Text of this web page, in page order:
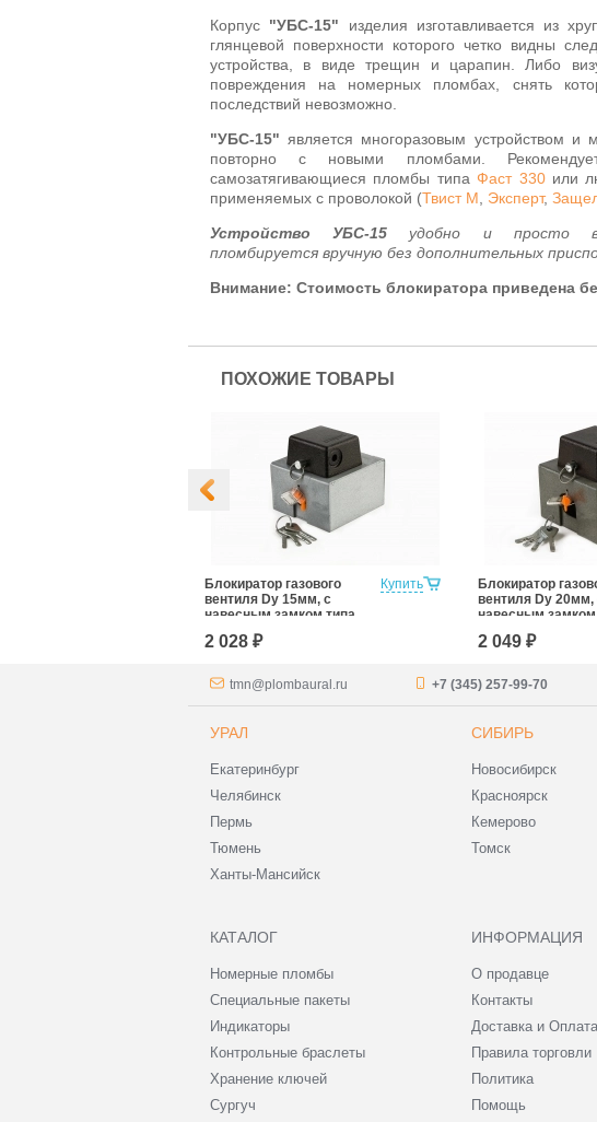
Корпус "УБС-15" изделия изготавливается из
глянцевой поверхности которого четко видны
устройства, в виде трещин и царапин. Либо
повреждения на номерных пломбах, снять
последствий невозможно.
"УБС-15" является многоразовым устройством и
повторно с новыми пломбами.
самозатягивающиеся пломбы типаФаст 330или
применяемых с проволокой (Твист М Эксперт,
Устройство УБС-15 удобно и просто в
пломбируется вручную без дополнительных
Внимание: Стоимость блокиратора приведена
ПОХОЖИЕ ТОВАРЫ
Купить
Блокиратор газового
вентиля Dy 15мм, с
навесным замком типа
2 028 ₽
Блокиратор
вентиля Dy 20мм,
навесным замком
2 049 ₽
tmn@plombaural.ru +7 (345) 257-99-70
УРАЛ
Екатеринбург
Челябинск
Пермь
Тюмень
Ханты-Мансийск
СИБИРЬ
Новосибирск
Красноярск
Кемерово
Томск
КАТАЛОГ
Номерные пломбы
Специальные пакеты
Индикаторы
Контрольные браслеты
Хранение ключей
Сургуч
ИНФОРМАЦИЯ
О продавце
Контакты
Доставка и Оплата
Правила торговли
Политика
Помощь